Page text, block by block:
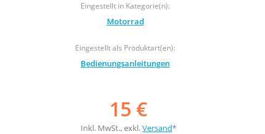
Eingestellt in Kategorie(n):
Motorrad
Eingestellt als Produktart(en):
Bedienungsanleitungen
15 €
Inkl. MwSt., exkl.Versand*